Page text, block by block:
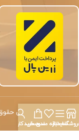
کپی‌رایت©تمامی
سایدبار
علاقه مندیسبد خرید
حساب کاربری من